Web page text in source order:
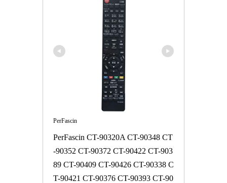
PerFascin
PerFascin CT-90320A CT-90348 CT
-90352 CT-90372 CT-90422 CT-903
89 CT-90409 CT-90426 CT-90338 C
T-90421 CT-90376 CT-90393 CT-90